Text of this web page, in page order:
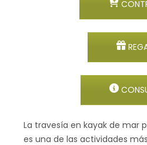
La travesía en kayak de mar
es una de las actividades